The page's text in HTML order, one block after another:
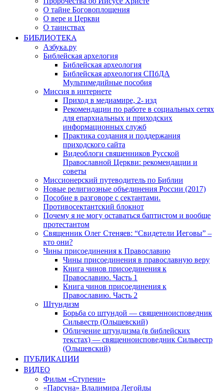
О тайне Боговоплощения
О вере и Церкви
О таинствах
БИБЛИОТЕКА
Азбука.ру
Библейская архелогия
Библейская археология
Библейская археология СПбДА
Мультимедийные пособия
Миссия в интернете
Приход в медиамире, 2- изд
Рекомендации по работе в социальных сетях
для епархиальных и приходских
информационных служб
Практика создания и поддержания
приходского сайта
Видеоблоги священников Русской
Православной Церкви: рекомендации и
советы
Миссионерский путеводитель по Библии
Новые религиозные объединения России (2017)
Пособие в разговоре с сектантами.
Противосектантский блокнот
Почему я не могу оставаться баптистом и вообще
протестантом
Священник Олег Стеняев: “Свидетели Иеговы” –
кто они?
Чины присоединения к Православию
Чины присоединения в православную веру
Книга чинов присоединения к
Православию. Часть 1
Книга чинов присоединения к
Православию. Часть 2
Штундизм
Борьба со штундой — священноисповедник
Сильвестр (Ольшевский)
Обличение штундизма (в библейских
текстах) — священноисповедник Сильвестр
(Ольшевский)
ПУБЛИКАЦИИ
ВИДЕО
Фильм «Ступени»
«Парсуна» Владимира Легойды